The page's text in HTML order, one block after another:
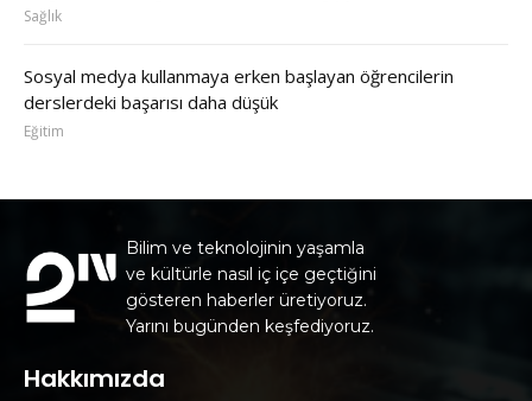
Sağlık
Sosyal medya kullanmaya erken başlayan öğrencilerin
derslerdeki başarısı daha düşük
Eğitim
Bilim ve teknolojinin yaşamla
ve kültürle nasıl iç içe geçtiğini
gösteren haberler üretiyoruz.
Yarını bugünden keşfediyoruz.
Hakkımızda